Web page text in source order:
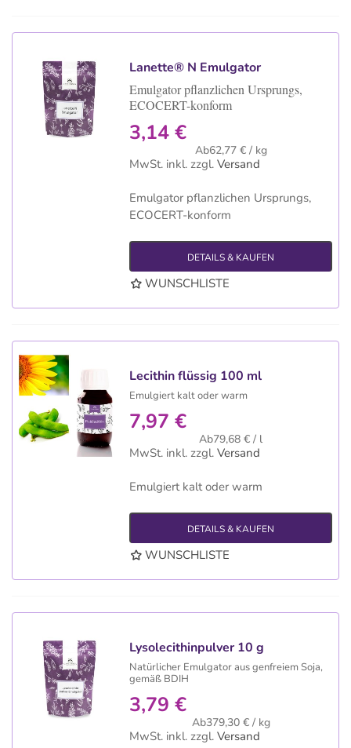
Lanette® N Emulgator
Emulgator pflanzlichen Ursprungs,
ECOCERT-konform
3,14 €
Ab62,77 € / kg
MwSt. inkl. zzgl. Versand
Emulgator pflanzlichen Ursprungs,
ECOCERT-konform
DETAILS & KAUFEN
WUNSCHLISTE
Lecithin flüssig 100 ml
Emulgiert kalt oder warm
7,97 €
Ab79,68 € / l
MwSt. inkl. zzgl. Versand
Emulgiert kalt oder warm
DETAILS & KAUFEN
WUNSCHLISTE
Lysolecithinpulver 10 g
Natürlicher Emulgator aus genfreiem Soja,
gemäß BDIH
3,79 €
Ab379,30 € / kg
MwSt. inkl. zzgl. Versand